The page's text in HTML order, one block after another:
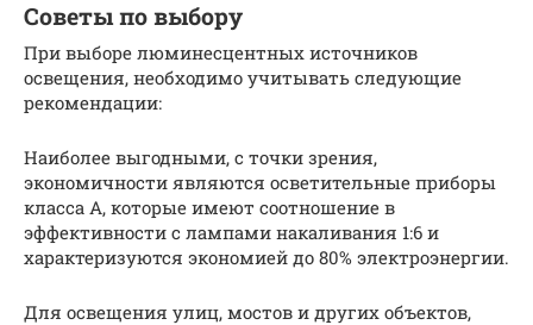
Советы по выбору
При выборе люминесцентных источников
освещения, необходимо учитывать следующие
рекомендации:
Наиболее выгодными, с точки зрения,
экономичности являются осветительные приборы
класса А, которые имеют соотношение в
эффективности с лампами накаливания 1:6 и
характеризуются экономией до 80% электроэнергии.
Для освещения улиц, мостов и других объектов,